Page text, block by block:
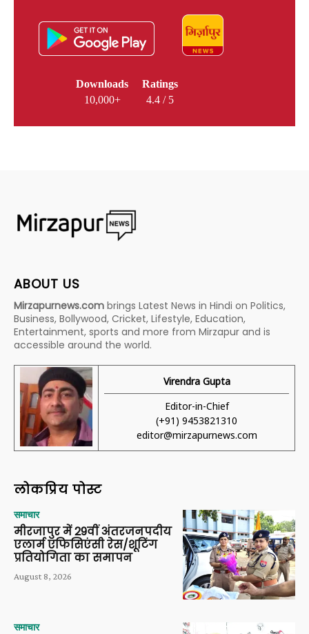
Downloads
10,000+
Ratings
4.4 / 5
ABOUT US
Mirzapurnews.com brings Latest News in Hindi on Politics,
Business, Bollywood, Cricket, Lifestyle, Education,
Entertainment, sports and more from Mirzapur and is
accessible around the world.
Virendra Gupta
Editor-in-Chief
(+91) 9453821310
editor@mirzapurnews.com
लोकप्रिय पोस्ट
समाचार
मीरजापुर में 29वीं अंतरजनपदीय
एलार्म एफिसिएंसी रेस/शूटिंग
प्रतियोगिता का समापन
August 8, 2026
समाचार